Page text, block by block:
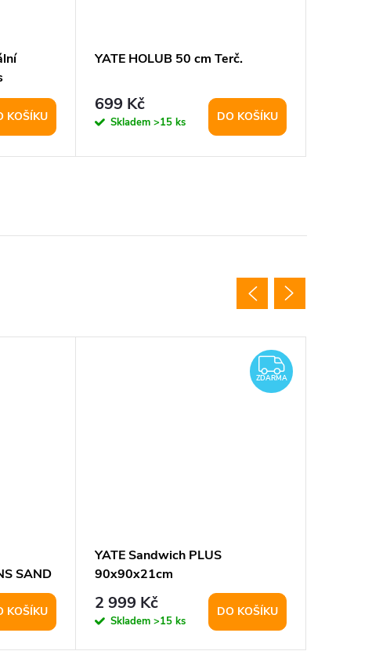
KOŠÍKU
YATE HOLUB 50 cm Terč.
699 Kč
Skladem >15 ks DO KOŠÍKU
SAND
KOŠÍKU
ZDARMA
ZDARMA
YATE Sandwich PLUS
90x90x21cm
2 999 Kč
Skladem >15 ks
DO KOŠÍKU